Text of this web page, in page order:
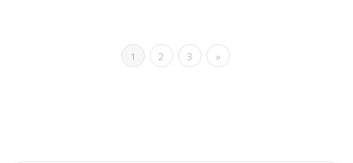
1 2 3 »